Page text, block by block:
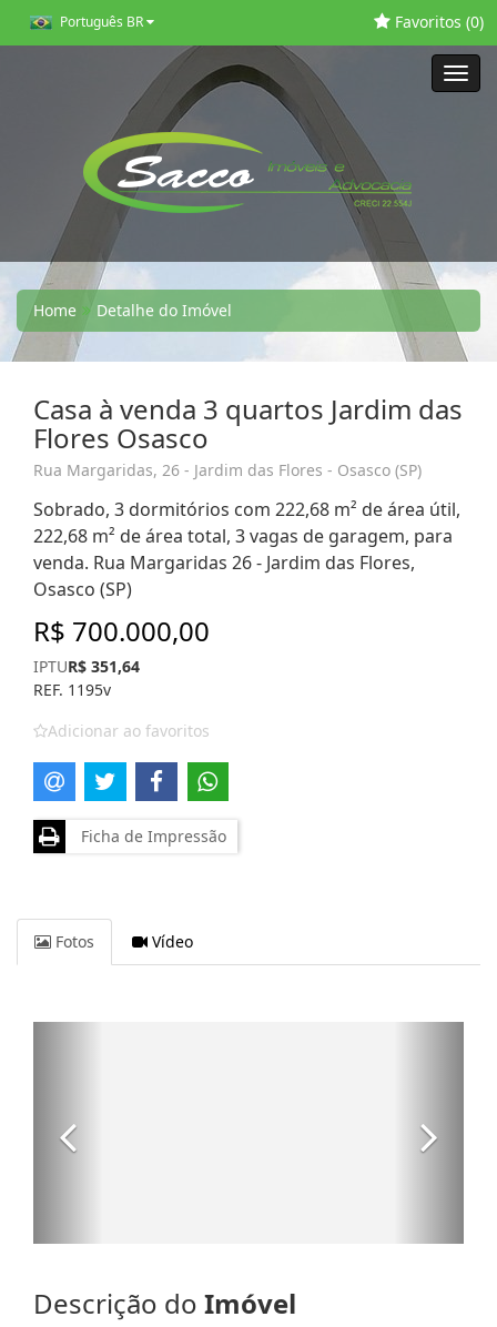
Português BR Favoritos (0)
Home Detalhe do Imóvel
Casa à venda 3 quartos Jardim das
Flores Osasco
Rua Margaridas, 26 - Jardim das Flores - Osasco (SP)
Sobrado, 3 dormitórios com 222,68 m² de área útil,
222,68 m² de área total, 3 vagas de garagem, para
venda. Rua Margaridas 26 - Jardim das Flores,
Osasco (SP)
R$ 700.000,00
IPTUR$ 351,64
REF. 1195v
Adicionar ao favoritos
Ficha de Impressão
Fotos Vídeo
Descrição do Imóvel